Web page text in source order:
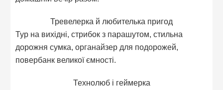
Тревелерка й любителька пригод
Тур на вихідні, стрибок з парашутом, стильна
дорожня сумка, органайзер для подорожей,
повербанк великої ємності.
Технолюб і геймерка